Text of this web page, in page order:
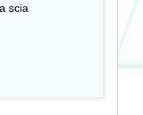
scia